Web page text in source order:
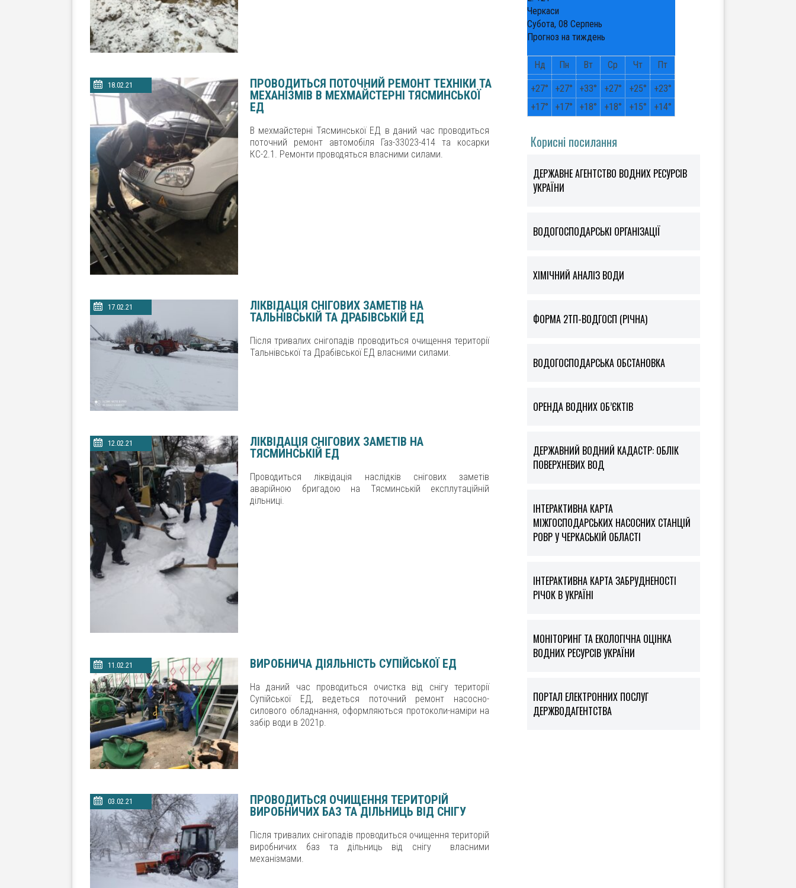
Черкаси
Субота, 08 Серпень
Прогноз на тиждень
Нд Пн Вт Ср Чт Пт
+27° +27° +33° +27° +25° +23°
+17° +17° +18° +18° +15° +14°
Корисні посилання
ДЕРЖАВНЕ АГЕНТСТВО ВОДНИХ РЕСУРСІВ
УКРАЇНИ
ВОДОГОСПОДАРСЬКІ ОРГАНІЗАЦІЇ
ХІМІЧНИЙ АНАЛІЗ ВОДИ
ФOРМА 2ТП-ВОДГОСП (РІЧНА)
ВОДОГОСПОДАРСЬКА ОБСТАНОВКА
ОРЕНДА ВОДНИХ ОБ’ЄКТІВ
ДЕРЖАВНИЙ ВОДНИЙ КАДАСТР: ОБЛІК
ПОВЕРХНЕВИХ ВОД
ІНТЕРАКТИВНА КАРТА
МІЖГОСПОДАРСЬКИХ НАСОСНИХ СТАНЦІЙ
РОВР У ЧЕРКАСЬКІЙ ОБЛАСТІ
ІНТЕРАКТИВНА КАРТА ЗАБРУДНЕНОСТІ
РІЧОК В УКРАЇНІ
МОНІТОРИНГ ТА ЕКОЛОГІЧНА ОЦІНКА
ВОДНИХ РЕСУРСІВ УКРАЇНИ
ПОРТАЛ ЕЛЕКТРОННИХ ПОСЛУГ
ДЕРЖВОДАГЕНТСТВА
18.02.21
ПРОВОДИТЬСЯ ПОТОЧНИЙ РЕМОНТ ТЕХНІКИ ТА
МЕХАНІЗМІВ В МЕХМАЙСТЕРНІ ТЯСМИНСЬКОЇ
ЕД
В мехмайстерні Тясминської ЕД в даний час проводиться
поточний ремонт автомобіля Газ-33023-414 та косарки
КС-2.1. Ремонти проводяться власними силами.
17.02.21
ЛІКВІДАЦІЯ СНІГОВИХ ЗАМЕТІВ НА
ТАЛЬНІВСЬКІЙ ТА ДРАБІВСЬКІЙ ЕД
Після тривалих снігопадів проводиться очищення території
Тальнівської та Драбівської ЕД власними силами.
12.02.21
ЛІКВІДАЦІЯ СНІГОВИХ ЗАМЕТІВ НА
ТЯСМИНСЬКІЙ ЕД
Проводиться ліквідація наслідків снігових заметів
аварійною бригадою на Тясминській експлутаційній
дільниці.
11.02.21 ВИРОБНИЧА ДІЯЛЬНІСТЬ СУПІЙСЬКОЇ ЕД
На даний час проводиться очистка від снігу території
Супійської ЕД, ведеться поточний ремонт насосно-
силового обладнання, оформляються протоколи-наміри на
забір води в 2021р.
03.02.21
ПРОВОДИТЬСЯ ОЧИЩЕННЯ ТЕРИТОРІЙ
ВИРОБНИЧИХ БАЗ ТА ДІЛЬНИЦЬ ВІД СНІГУ
Після тривалих снігопадів проводиться очищення територій
виробничих баз та дільниць від снігу власними
механізмами.